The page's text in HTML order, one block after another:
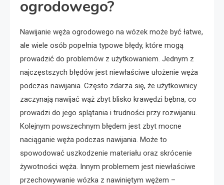
ogrodowego?
Nawijanie węża ogrodowego na wózek może być łatwe,
ale wiele osób popełnia typowe błędy, które mogą
prowadzić do problemów z użytkowaniem. Jednym z
najczęstszych błędów jest niewłaściwe ułożenie węża
podczas nawijania. Często zdarza się, że użytkownicy
zaczynają nawijać wąż zbyt blisko krawędzi bębna, co
prowadzi do jego splątania i trudności przy rozwijaniu.
Kolejnym powszechnym błędem jest zbyt mocne
naciąganie węża podczas nawijania. Może to
spowodować uszkodzenie materiału oraz skrócenie
żywotności węża. Innym problemem jest niewłaściwe
przechowywanie wózka z nawiniętym wężem –